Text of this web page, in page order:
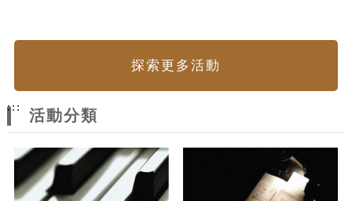
探索更多活動
:::
活動分類